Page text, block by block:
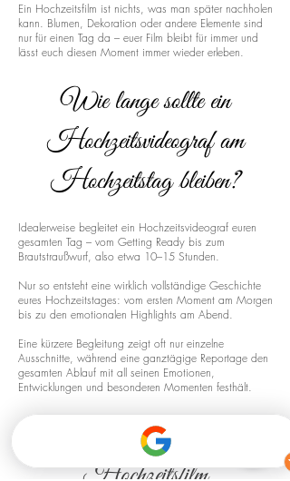
Ein Hochzeitsfilm ist nichts, was man später nachholen
kann. Blumen, Dekoration oder andere Elemente sind
nur für einen Tag da – euer Film bleibt für immer und
lässt euch diesen Moment immer wieder erleben.
Wie lange sollte ein
Hochzeitsvideograf am
Hochzeitstag bleiben?
Idealerweise begleitet ein Hochzeitsvideograf euren
gesamten Tag – vom Getting Ready bis zum
Brautstraußwurf, also etwa 10–15 Stunden.
Nur so entsteht eine wirklich vollständige Geschichte
eures Hochzeitstages: vom ersten Moment am Morgen
bis zu den emotionalen Highlights am Abend.
Eine kürzere Begleitung zeigt oft nur einzelne
Ausschnitte, während eine ganztägige Reportage den
gesamten Ablauf mit all seinen Emotionen,
Entwicklungen und besonderen Momenten festhält.
Drohnenaufnahmen für euren